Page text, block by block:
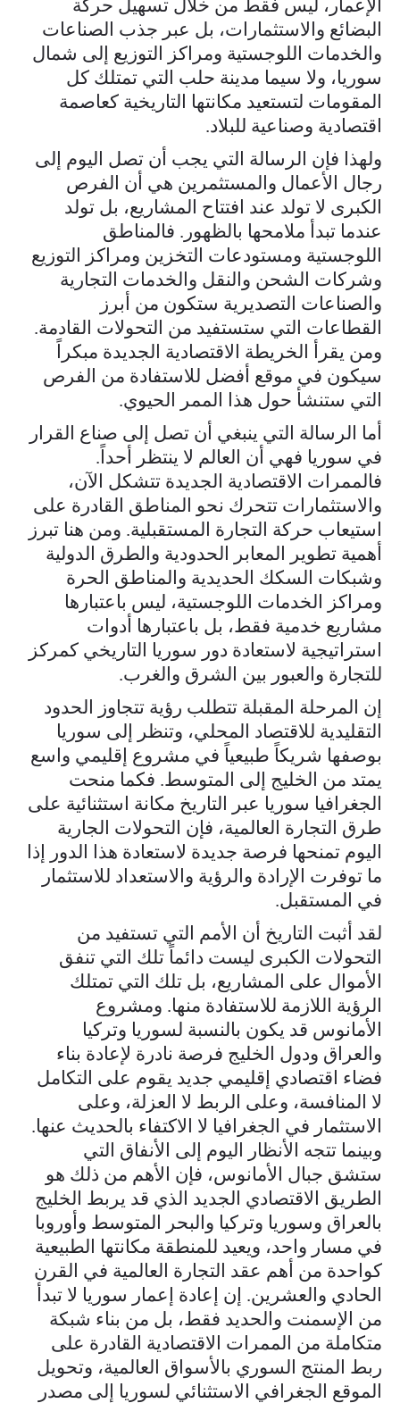
الإعمار، ليس فقط من خلال تسهيل حركة
البضائع والاستثمارات، بل عبر جذب الصناعات
والخدمات اللوجستية ومراكز التوزيع إلى شمال
سوريا، ولا سيما مدينة حلب التي تمتلك كل
المقومات لتستعيد مكانتها التاريخية كعاصمة
اقتصادية وصناعية للبلاد.
ولهذا فإن الرسالة التي يجب أن تصل اليوم إلى
رجال الأعمال والمستثمرين هي أن الفرص
الكبرى لا تولد عند افتتاح المشاريع، بل تولد
عندما تبدأ ملامحها بالظهور. فالمناطق
اللوجستية ومستودعات التخزين ومراكز التوزيع
وشركات الشحن والنقل والخدمات التجارية
والصناعات التصديرية ستكون من أبرز
القطاعات التي ستستفيد من التحولات القادمة.
ومن يقرأ الخريطة الاقتصادية الجديدة مبكراً
سيكون في موقع أفضل للاستفادة من الفرص
التي ستنشأ حول هذا الممر الحيوي.
أما الرسالة التي ينبغي أن تصل إلى صناع القرار
في سوريا فهي أن العالم لا ينتظر أحداً.
فالممرات الاقتصادية الجديدة تتشكل الآن،
والاستثمارات تتحرك نحو المناطق القادرة على
استيعاب حركة التجارة المستقبلية. ومن هنا تبرز
أهمية تطوير المعابر الحدودية والطرق الدولية
وشبكات السكك الحديدية والمناطق الحرة
ومراكز الخدمات اللوجستية، ليس باعتبارها
مشاريع خدمية فقط، بل باعتبارها أدوات
استراتيجية لاستعادة دور سوريا التاريخي كمركز
للتجارة والعبور بين الشرق والغرب.
إن المرحلة المقبلة تتطلب رؤية تتجاوز الحدود
التقليدية للاقتصاد المحلي، وتنظر إلى سوريا
بوصفها شريكاً طبيعياً في مشروع إقليمي واسع
يمتد من الخليج إلى المتوسط. فكما منحت
الجغرافيا سوريا عبر التاريخ مكانة استثنائية على
طرق التجارة العالمية، فإن التحولات الجارية
اليوم تمنحها فرصة جديدة لاستعادة هذا الدور إذا
ما توفرت الإرادة والرؤية والاستعداد للاستثمار
في المستقبل.
لقد أثبت التاريخ أن الأمم التي تستفيد من
التحولات الكبرى ليست دائماً تلك التي تنفق
الأموال على المشاريع، بل تلك التي تمتلك
الرؤية اللازمة للاستفادة منها. ومشروع
الأمانوس قد يكون بالنسبة لسوريا وتركيا
والعراق ودول الخليج فرصة نادرة لإعادة بناء
فضاء اقتصادي إقليمي جديد يقوم على التكامل
لا المنافسة، وعلى الربط لا العزلة، وعلى
الاستثمار في الجغرافيا لا الاكتفاء بالحديث عنها.
وبينما تتجه الأنظار اليوم إلى الأنفاق التي
ستشق جبال الأمانوس، فإن الأهم من ذلك هو
الطريق الاقتصادي الجديد الذي قد يربط الخليج
بالعراق وسوريا وتركيا والبحر المتوسط وأوروبا
في مسار واحد، ويعيد للمنطقة مكانتها الطبيعية
كواحدة من أهم عقد التجارة العالمية في القرن
الحادي والعشرين. إن إعادة إعمار سوريا لا تبدأ
من الإسمنت والحديد فقط، بل من بناء شبكة
متكاملة من الممرات الاقتصادية القادرة على
ربط المنتج السوري بالأسواق العالمية، وتحويل
الموقع الجغرافي الاستثنائي لسوريا إلى مصدر